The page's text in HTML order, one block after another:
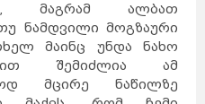
მაგრამ ალბათ
ნამდვილი მოგზაური
მაინც უნდა ნახო
შემიძლია ამ
მცირე ნაწილზე